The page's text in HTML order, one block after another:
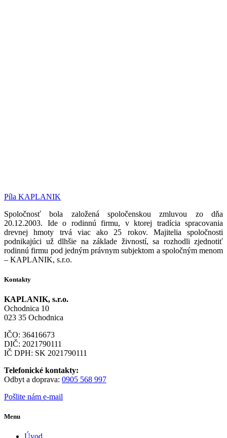
Píla KAPLANIK
Spoločnosť bola založená spoločenskou zmluvou zo dňa
20.12.2003. Ide o rodinnú firmu, v ktorej tradícia spracovania
drevnej hmoty trvá viac ako 25 rokov. Majitelia spoločnosti
podnikajúci už dlhšie na základe živností, sa rozhodli zjednotiť
rodinnú firmu pod jedným právnym subjektom a spoločným menom
– KAPLANIK, s.r.o.
Kontakty
KAPLANIK, s.r.o.
Ochodnica 10
023 35 Ochodnica
IČO: 36416673
DIČ: 2021790111
IČ DPH: SK 2021790111
Telefonické kontakty:
Odbyt a doprava: 0905 568 997
Pošlite nám e-mail
Menu